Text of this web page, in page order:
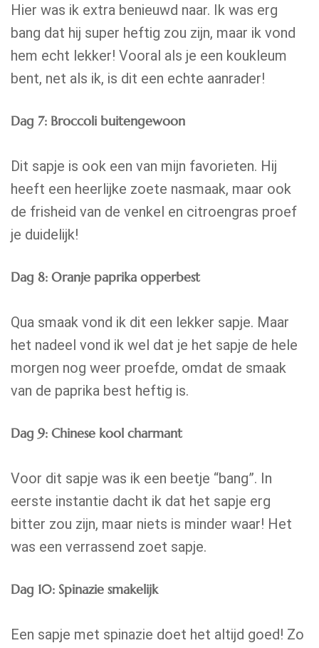
Hier was ik extra benieuwd naar. Ik was erg
bang dat hij super heftig zou zijn, maar ik vond
hem echt lekker! Vooral als je een koukleum
bent, net als ik, is dit een echte aanrader!
Dag 7: Broccoli buitengewoon
Dit sapje is ook een van mijn favorieten. Hij
heeft een heerlijke zoete nasmaak, maar ook
de frisheid van de venkel en citroengras proef
je duidelijk!
Dag 8: Oranje paprika opperbest
Qua smaak vond ik dit een lekker sapje. Maar
het nadeel vond ik wel dat je het sapje de hele
morgen nog weer proefde, omdat de smaak
van de paprika best heftig is.
Dag 9: Chinese kool charmant
Voor dit sapje was ik een beetje “bang”. In
eerste instantie dacht ik dat het sapje erg
bitter zou zijn, maar niets is minder waar! Het
was een verrassend zoet sapje.
Dag 10: Spinazie smakelijk
Een sapje met spinazie doet het altijd goed! Zo